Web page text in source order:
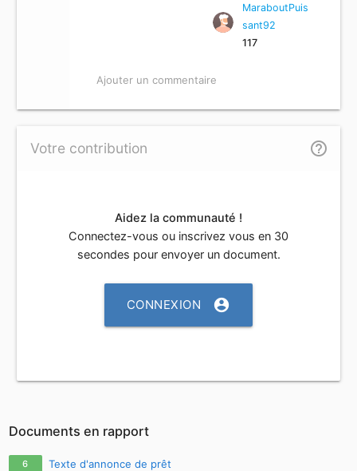
MaraboutPuis
sant92
117
Ajouter un commentaire
Votre contribution help_outline
Aidez la communauté !
Connectez-vous ou inscrivez vous en 30
secondes pour envoyer un document.
CONNEXION account_circle
Documents en rapport
6 Texte d'annonce de prêt